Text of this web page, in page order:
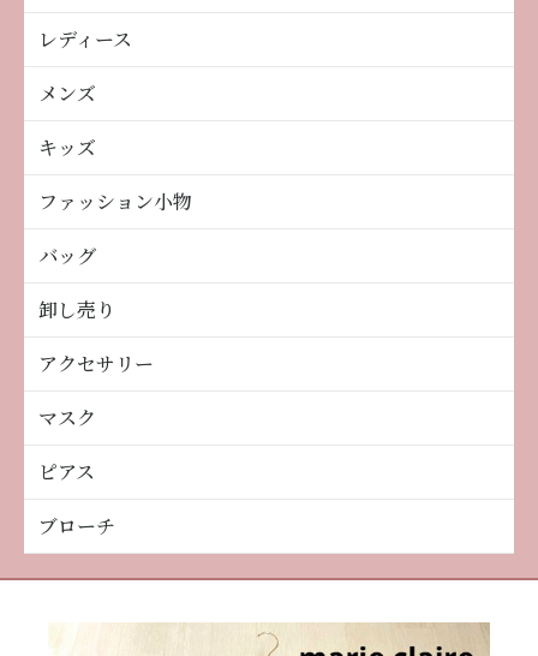
レディース
メンズ
キッズ
ファッション小物
バッグ
卸し売り
アクセサリー
マスク
ピアス
ブローチ